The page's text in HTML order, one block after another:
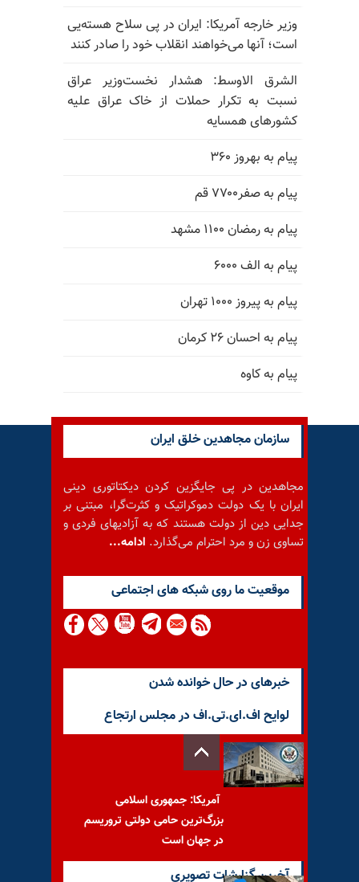
وزیر خارجه آمریکا: ایران در پی سلاح هسته‌یی
است؛ آنها می‌خواهند انقلاب خود را صادر کنند
الشرق الاوسط: هشدار نخست‌وزیر عراق
نسبت به تکرار حملات از خاک عراق علیه
کشورهای همسایه
پیام به بهروز ۳۶۰
پیام به صفر۷۷۰۰ قم
پیام به رمضان ۱۱۰۰ مشهد
پیام به الف ۶۰۰۰
پیام به پیروز ۱۰۰۰ تهران
پیام به احسان ۲۶ کرمان
پیام به کاوه
سازمان مجاهدین خلق ایران
مجاهدین در پی جایگزین کردن دیکتاتوری دینی
ایران با یک دولت دموکراتیک و کثرت‌گرا، مبتنی بر
جدایی دین از دولت هستند که به آزادیهای فردی و
تساوی زن و مرد احترام می‌گذارد. ادامه...
موقعيت ما روى شبكه هاى اجتماعى
خبرهای در حال خوانده شدن
لوایح اف.ای.تی.اف در مجلس ارتجاع
آمریکا: جمهوری اسلامی
بزرگ‌ترین حامی دولتی تروریسم
در جهان است
آخرین گزارشات تصویری